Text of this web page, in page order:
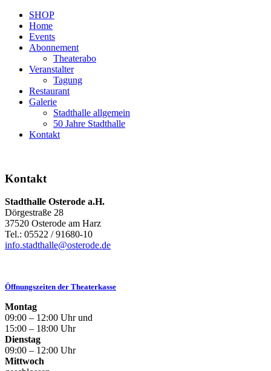
SHOP
Home
Events
Abonnement
Theaterabo
Veranstalter
Tagung
Restaurant
Galerie
Stadthalle allgemein
50 Jahre Stadthalle
Kontakt
Kontakt
Stadthalle Osterode a.H.
Dörgestraße 28
37520 Osterode am Harz
Tel.: 05522 / 91680-10
info.stadthalle@osterode.de
Öffnungszeiten der Theaterkasse
Montag
09:00 – 12:00 Uhr und
15:00 – 18:00 Uhr
Dienstag
09:00 – 12:00 Uhr
Mittwoch